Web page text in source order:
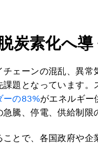
炭素化へ
ェーンの混乱、異常
題となっています。
ーの83%がエネルギー
騰、停電、供給制限
とで、各国政府や企